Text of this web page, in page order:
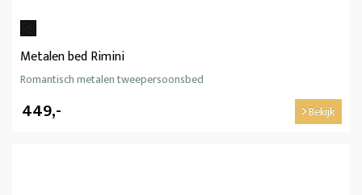
Metalen bed Rimini
Romantisch metalen tweepersoonsbed
449,- Bekijk